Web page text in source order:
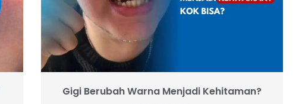
Gigi Berubah Warna Menjadi Kehitaman?